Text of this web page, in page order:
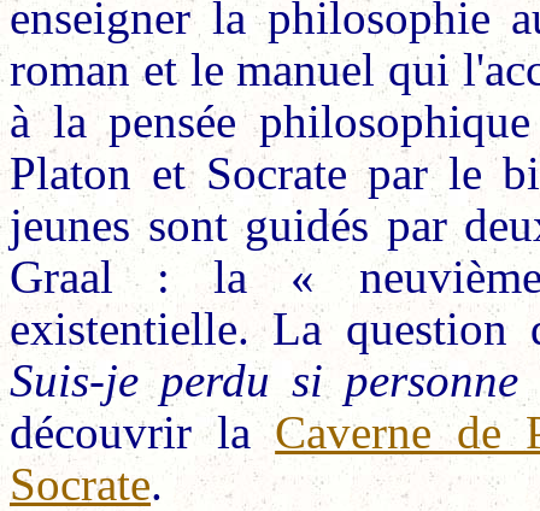
enseigner la philosophie
roman et le manuel qui
à la pensée
Platon et Socrate par le
jeunes sont guidés par
Graal : la «
existentielle. La
Suis-je perdu si
découvrir laCaverne de
Socrate.